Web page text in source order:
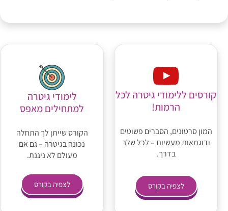
קורסים ללימודי גיטרה לכל
הרמות!
המון סרטונים, הסברים פשוטים
ודוגמאות מעשיות – לכל שלב
בדרך.
לצפיה בקורס
לימודי גיטרה
למתחילים מאפס
הקורס שייתן לך התחלה
נכונה בגיטרה – גם אם
מעולם לא ניגנת.
לצפיה בקורס